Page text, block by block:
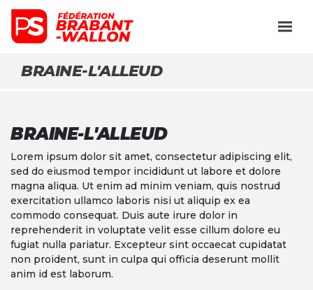
BRAINE-L'ALLEUD
BRAINE-L'ALLEUD
Lorem ipsum dolor sit amet, consectetur adipiscing elit,
sed do eiusmod tempor incididunt ut labore et dolore
magna aliqua. Ut enim ad minim veniam, quis nostrud
exercitation ullamco laboris nisi ut aliquip ex ea
commodo consequat. Duis aute irure dolor in
reprehenderit in voluptate velit esse cillum dolore eu
fugiat nulla pariatur. Excepteur sint occaecat cupidatat
non proident, sunt in culpa qui officia deserunt mollit
anim id est laborum.